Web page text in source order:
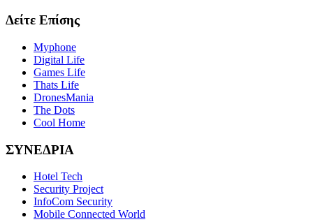
Δείτε Επίσης
Myphone
Digital Life
Games Life
Thats Life
DronesMania
The Dots
Cool Home
ΣΥΝΕΔΡΙΑ
Hotel Tech
Security Project
InfoCom Security
Mobile Connected World